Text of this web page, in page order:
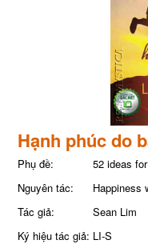
Hạnh phúc do
Phụ đề:
52 ideas
Nguyên tác:
Happiness
Tác giả:
Sean Lim
Ký hiệu tác giả: LI-S